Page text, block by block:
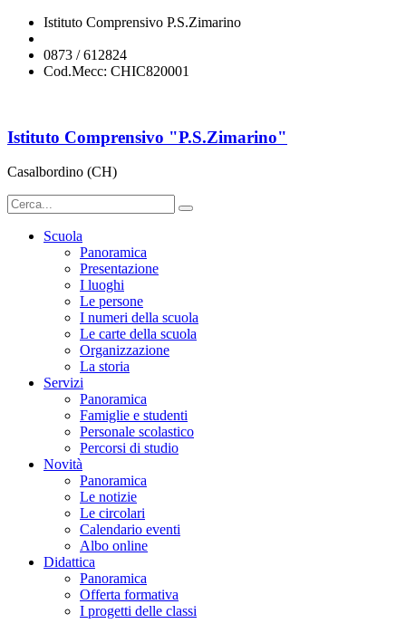
Istituto Comprensivo P.S.Zimarino
0873 / 612824
Cod.Mecc: CHIC820001
Istituto Comprensivo "P.S.Zimarino"
Casalbordino (CH)
Scuola
Panoramica
Presentazione
I luoghi
Le persone
I numeri della scuola
Le carte della scuola
Organizzazione
La storia
Servizi
Panoramica
Famiglie e studenti
Personale scolastico
Percorsi di studio
Novità
Panoramica
Le notizie
Le circolari
Calendario eventi
Albo online
Didattica
Panoramica
Offerta formativa
I progetti delle classi